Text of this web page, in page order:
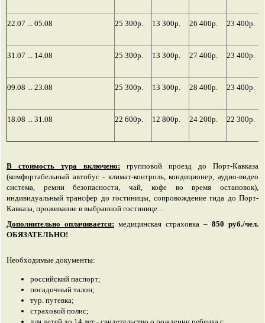
22.07 ... 05.08 25 300р. 13 300р. 26 400р. 23 400р.
31.07 ... 14.08 25 300р. 13 300р. 27 400р. 23 400р.
09.08 ... 23.08 25 300р. 13 300р. 28 400р. 23 400р.
18.08 ... 31.08 22 600р. 12 800р. 24 200р. 22 300р.
В стоимость тура включено: групповой
проезд до Порт-Кавказа
(комфортабельный автобус - климат-контроль, кондиционер, аудио-видео
система, ремни безопасности, чай, кофе во время остановок),
индивидуальный трансфер до гостиницы, сопровождение гида до Порт-
Кавказа, проживание в выбранной гостинице...
Дополнительно оплачивается: медицинская страховка – 850 руб./чел.
ОБЯЗАТЕЛЬНО!
Необходимые документы:
российский паспорт;
посадочный талон;
тур. путевка;
страховой полис;